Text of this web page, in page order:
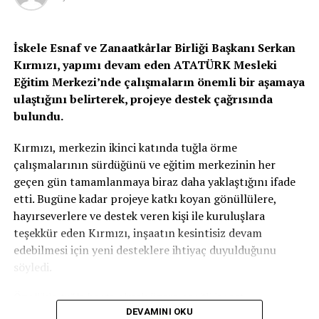
Sanayiciler ve İş Adamları Derneği (MÜSİAD)
İşverenler Konfederasyonu (ASK) Genel Sekreteri Ziya
Hajili, Azerbaycan İhracat ve Yatırım Geliştirme Ajansı
(AZPROMO) Başkan Yardımcısı Tural Hajili ile
görüşürken KKTC Bakü Temsilcisi Büyükelçi Ufuk
Turganer ile TC Bakü Büyükelçisi Birol Akgün’le de bir
İLGİLİ KONU:
UP NEXT
Engelsiz Sinema Salonu ve Aktivite Merkezi’nde
animasyon film gösterimi yapıldı
KAÇIRMAYIN
İSG-BİR Başkanı Özgör: İş sağlığı ve güvenliği konusunda
İskele Esnaf ve Zanaatkârlar Birliği Başkanı Serkan
Kırmızı, yapımı devam eden ATATÜRK Mesleki
Eğitim Merkezi’nde çalışmaların önemli bir aşamaya
ulaştığını belirterek, projeye destek çağrısında
bulundu.
Kırmızı, merkezin ikinci katında tuğla örme
çalışmalarının sürdüğünü ve eğitim merkezinin her
geçen gün tamamlanmaya biraz daha yaklaştığını ifade
etti. Bugüne kadar projeye katkı koyan gönüllülere,
hayırseverlere ve destek veren kişi ile kuruluşlara
teşekkür eden Kırmızı, inşaatın kesintisiz devam
edebilmesi için yeni desteklere ihtiyaç duyulduğunu
söyledi.
Özellikle tuğla başta olmak üzere çeşitli inşaat
malzemelerinin temin edilmesinin önem taşıdığını
DEVAMINI OKU